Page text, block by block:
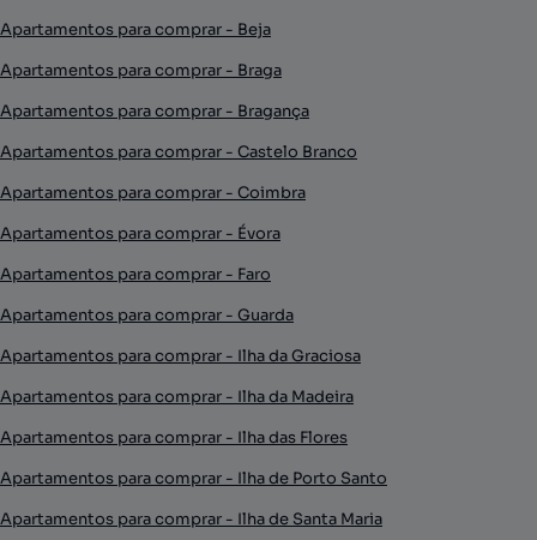
Apartamentos para comprar - Beja
Apartamentos para comprar - Braga
Apartamentos para comprar - Bragança
Apartamentos para comprar - Castelo Branco
Apartamentos para comprar - Coimbra
Apartamentos para comprar - Évora
Apartamentos para comprar - Faro
Apartamentos para comprar - Guarda
Apartamentos para comprar - Ilha da Graciosa
Apartamentos para comprar - Ilha da Madeira
Apartamentos para comprar - Ilha das Flores
Apartamentos para comprar - Ilha de Porto Santo
Apartamentos para comprar - Ilha de Santa Maria